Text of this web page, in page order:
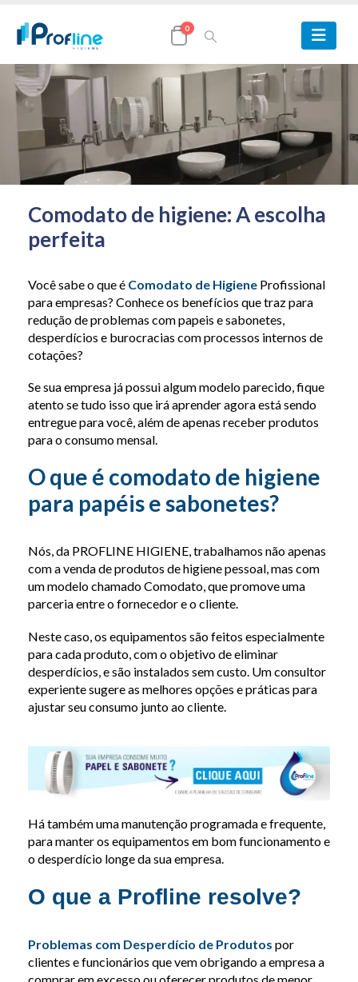
0
Comodato de higiene: A escolha
perfeita
Você sabe o que é Comodato de Higiene Profissional
para empresas? Conhece os benefícios que traz para
redução de problemas com papeis e sabonetes,
desperdícios e burocracias com processos internos de
cotações?
Se sua empresa já possui algum modelo parecido, fique
atento se tudo isso que irá aprender agora está sendo
entregue para você, além de apenas receber produtos
para o consumo mensal.
O que é comodato de higiene
para papéis e sabonetes?
Nós, da PROFLINE HIGIENE, trabalhamos não apenas
com a venda de produtos de higiene pessoal, mas com
um modelo chamado Comodato, que promove uma
parceria entre o fornecedor e o cliente.
Neste caso, os equipamentos são feitos especialmente
para cada produto, com o objetivo de eliminar
desperdícios, e são instalados sem custo. Um consultor
experiente sugere as melhores opções e práticas para
ajustar seu consumo junto ao cliente.
Há também uma manutenção programada e frequente,
para manter os equipamentos em bom funcionamento e
o desperdício longe da sua empresa.
O que a Profline resolve?
Problemas com Desperdício de Produtos por
clientes e funcionários que vem obrigando a empresa a